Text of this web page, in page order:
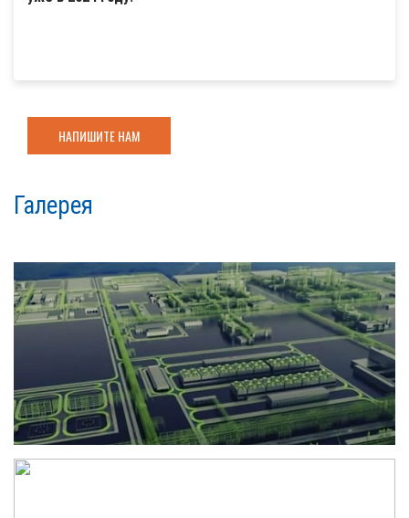
НАПИШИТЕ НАМ
Галерея